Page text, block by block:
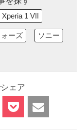
Xperia 1 VII
ーズ ソニー
ェア